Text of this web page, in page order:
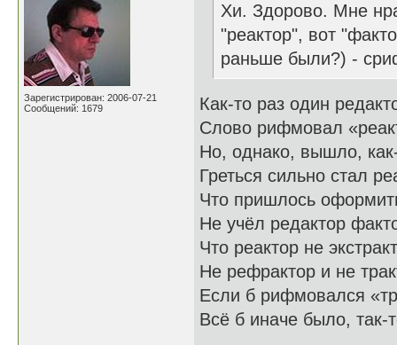
Зарегистрирован: 2006-07-21
Сообщений: 1679
Хи. Здорово. Мне
"реактор", вот
раньше были?) -
Как-то раз один
Слово рифмовал
Но, однако, вышло,
Греться сильно стал
Что пришлось
Не учёл редактор
Что реактор не
Не рефрактор и не
Если б рифмовался
Всё б иначе было, так-